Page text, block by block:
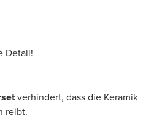
Detail!
verhindert, dass die Keramik
reibt.